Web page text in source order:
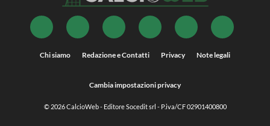
Chi siamo Redazione e Contatti Privacy Note legali
Cambia impostazioni privacy
© 2026CalcioWeb- Editore Socedit srl - P.iva/CF 02901400800